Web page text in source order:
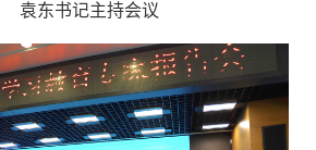
袁东书记主持会议